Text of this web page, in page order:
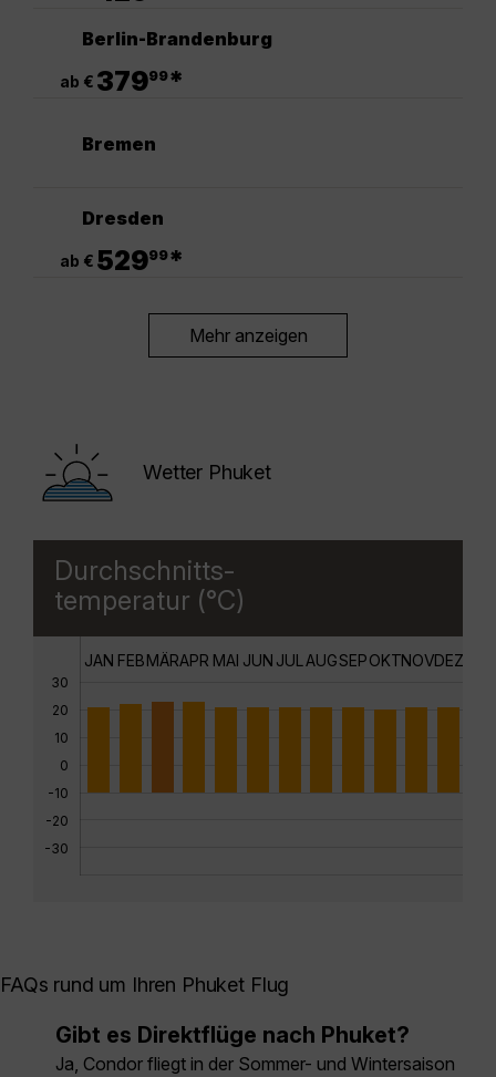
Berlin-Brandenburg
ab € 37999*
Bremen
Dresden
ab € 52999*
Mehr anzeigen
Wetter Phuket
Durchschnitts-
temperatur (°C)
30
20
10
0
-10
-20
-30
JAN FEBMÄRAPR MAI JUN JUL AUGSEPOKTNOVDEZ
FAQs rund um Ihren Phuket Flug
Gibt es Direktflüge nach Phuket?
Ja, Condor fliegt in der Sommer- und Wintersaison